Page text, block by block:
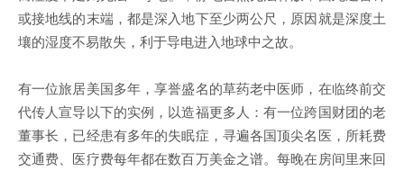
或接地线的末端，都是深入地下至少两公尺，原因就是深度土
壤的湿度不易散失，利于导电进入地球中之故。
有一位旅居美国多年，享誉盛名的草药老中医师，在临终前交
代传人宣导以下的实例，以造福更多人：有一位跨国财团的老
董事长，已经患有多年的失眠症，寻遍各国顶尖名医，所耗费
交通费、医疗费每年都在数百万美金之谱。每晚在房间里来回